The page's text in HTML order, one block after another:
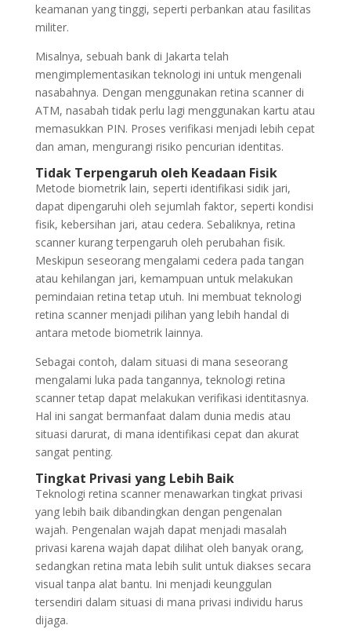
keamanan yang tinggi, seperti perbankan atau fasilitas
militer.
Misalnya, sebuah bank di Jakarta telah
mengimplementasikan teknologi ini untuk mengenali
nasabahnya. Dengan menggunakan retina scanner di
ATM, nasabah tidak perlu lagi menggunakan kartu atau
memasukkan PIN. Proses verifikasi menjadi lebih cepat
dan aman, mengurangi risiko pencurian identitas.
Tidak Terpengaruh oleh Keadaan Fisik
Metode biometrik lain, seperti identifikasi sidik jari,
dapat dipengaruhi oleh sejumlah faktor, seperti kondisi
fisik, kebersihan jari, atau cedera. Sebaliknya, retina
scanner kurang terpengaruh oleh perubahan fisik.
Meskipun seseorang mengalami cedera pada tangan
atau kehilangan jari, kemampuan untuk melakukan
pemindaian retina tetap utuh. Ini membuat teknologi
retina scanner menjadi pilihan yang lebih handal di
antara metode biometrik lainnya.
Sebagai contoh, dalam situasi di mana seseorang
mengalami luka pada tangannya, teknologi retina
scanner tetap dapat melakukan verifikasi identitasnya.
Hal ini sangat bermanfaat dalam dunia medis atau
situasi darurat, di mana identifikasi cepat dan akurat
sangat penting.
Tingkat Privasi yang Lebih Baik
Teknologi retina scanner menawarkan tingkat privasi
yang lebih baik dibandingkan dengan pengenalan
wajah. Pengenalan wajah dapat menjadi masalah
privasi karena wajah dapat dilihat oleh banyak orang,
sedangkan retina mata lebih sulit untuk diakses secara
visual tanpa alat bantu. Ini menjadi keunggulan
tersendiri dalam situasi di mana privasi individu harus
dijaga.